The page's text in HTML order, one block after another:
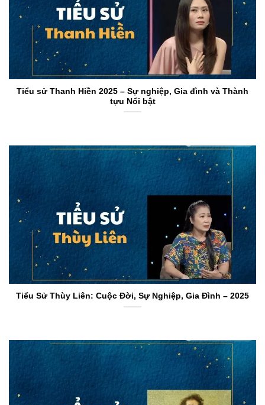
Tiểu sử Thanh Hiền 2025 – Sự nghiệp, Gia đình và Thành
tựu Nổi bật
Tiểu Sử Thùy Liên: Cuộc Đời, Sự Nghiệp, Gia Đình – 2025